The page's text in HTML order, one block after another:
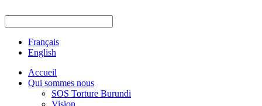
Français
English
Accueil
Qui sommes nous
SOS Torture Burundi
Vision